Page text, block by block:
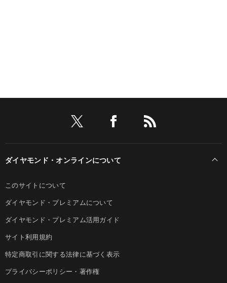
ダイヤモンド・オンラインについて
このサイトについて
ダイヤモンド・プレミアムについて
ダイヤモンド・プレミアム活用ガイド
サイト利用規約
特定商取引に関する法律に基づく表示
プライバシーポリシー・著作権